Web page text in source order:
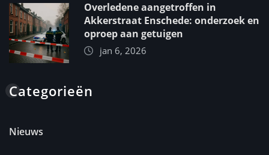
Overledene aangetroffen in
Akkerstraat Enschede: onderzoek en
oproep aan getuigen
jan 6, 2026
Categorieën
Nieuws